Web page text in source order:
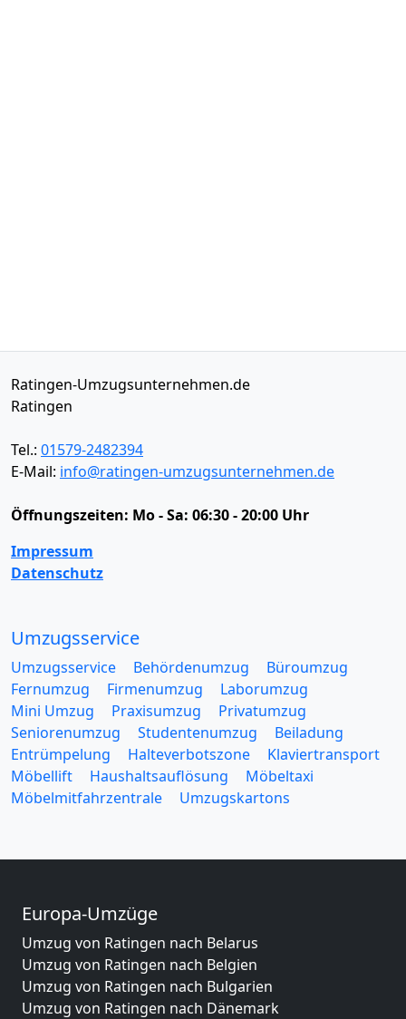
Ratingen-Umzugsunternehmen.de
Ratingen
Tel.: 01579-2482394
E-Mail: info@ratingen-umzugsunternehmen.de
Öffnungszeiten: Mo - Sa: 06:30 - 20:00 Uhr
Impressum
Datenschutz
Umzugsservice
Umzugsservice Behördenumzug
Büroumzug
Fernumzug
Firmenumzug
Laborumzug
Mini Umzug
Praxisumzug
Privatumzug
Seniorenumzug
Studentenumzug
Beiladung
Entrümpelung
Halteverbotszone
Klaviertransport
Möbellift
Haushaltsauflösung
Möbeltaxi
Möbelmitfahrzentrale
Umzugskartons
Europa-Umzüge
Umzug von Ratingen nach Belarus
Umzug von Ratingen nach Belgien
Umzug von Ratingen nach Bulgarien
Umzug von Ratingen nach Dänemark